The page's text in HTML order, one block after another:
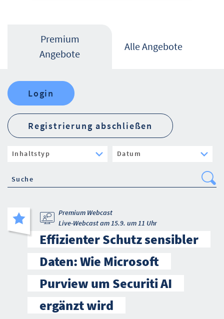
Premium
Angebote
Alle Angebote
Login
Registrierung abschließen
Premium Webcast
Live-Webcast am 15.9. um 11 Uhr
Effizienter Schutz sensibler
Daten: Wie Microsoft
Purview um Securiti AI
ergänzt wird